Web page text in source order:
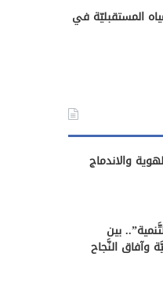
المستقبليّة في
والاندماج
بين
وآفاق النَّجاح